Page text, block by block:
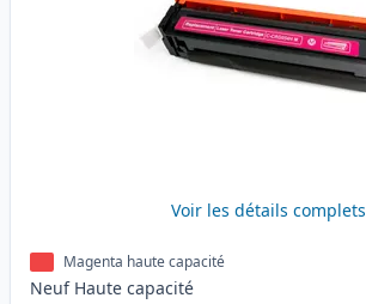
Voir les détails complets
Magenta haute capacité
Neuf Haute capacité